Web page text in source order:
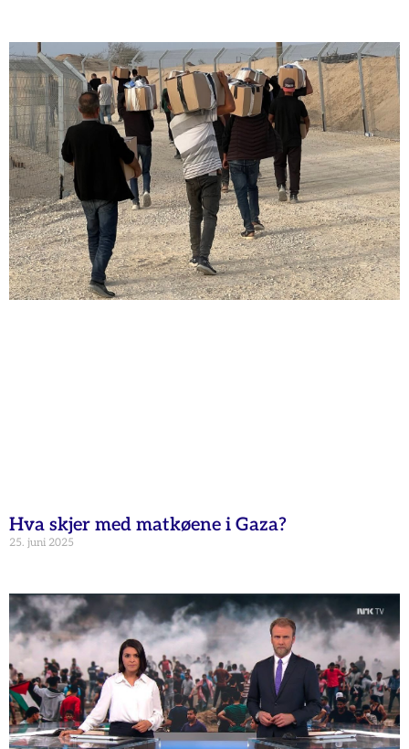
Hva skjer med matkøene i Gaza?
25. juni 2025